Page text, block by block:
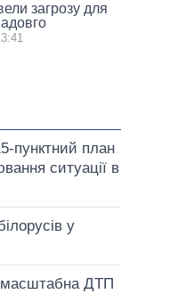
загрозу для
пунктний план
ситуації в
у
ДТП